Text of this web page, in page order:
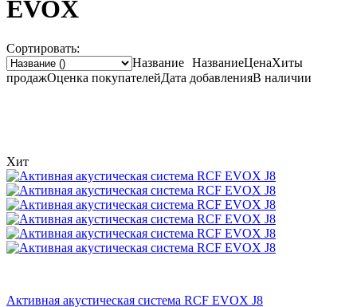
EVOX
Сортировать:
Название НазваниеЦенаХиты
продажОценка покупателейДата добавленияВ наличии
Хит
Активная акустическая система RCF EVOX J8